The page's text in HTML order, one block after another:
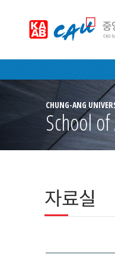
CHUNG-ANG
School
자료실